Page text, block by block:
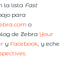
la lista Fast
para
o
de Zebra Your
y Facebook, y eche
.